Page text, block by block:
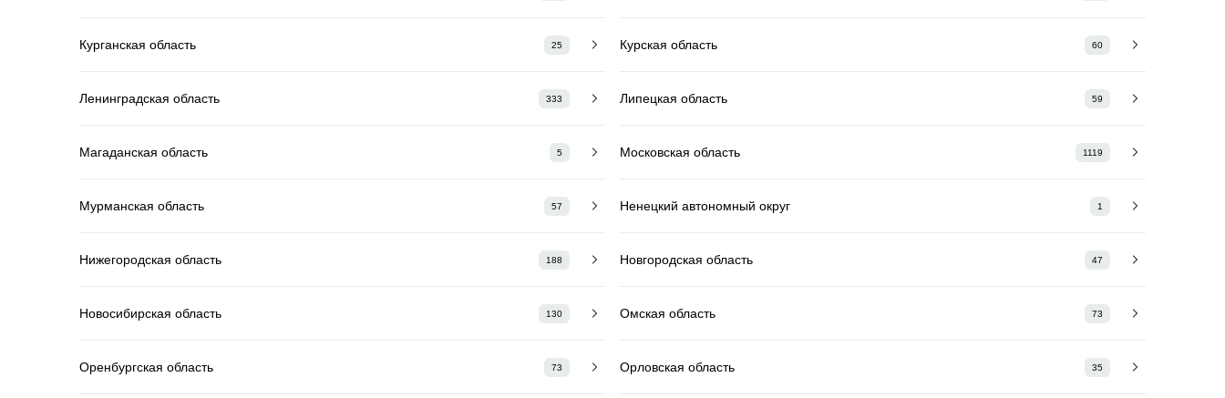
Курганская область 25 Курская область 60
Ленинградская область 333 Липецкая область 59
Магаданская область 5 Московская область 1119
Мурманская область 57 Ненецкий автономный округ 1
Нижегородская область 188 Новгородская область 47
Новосибирская область 130 Омская область 73
Оренбургская область 73 Орловская область 35